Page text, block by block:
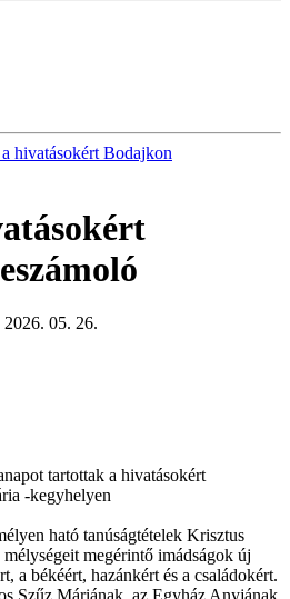
hivatásokért Bodajkon
2026. 05. 26.
tartottak a hivatásokért
-kegyhelyen
ható tanúságtételek Krisztus
megérintő imádságok új
a békéért, hazánkért és a családokért.
Szűz Máriának, az Egyház Anyjának